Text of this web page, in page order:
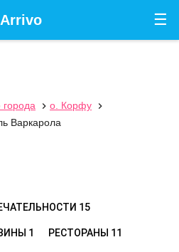
☰
Arrivo
города  о. Корфу

Варкарола
15
1 РЕСТОРАНЫ 11